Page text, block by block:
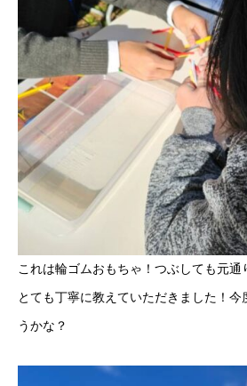
これは輪ゴムおもちゃ！つぶしても元通
とても丁寧に教えていただきました！今
うかな？